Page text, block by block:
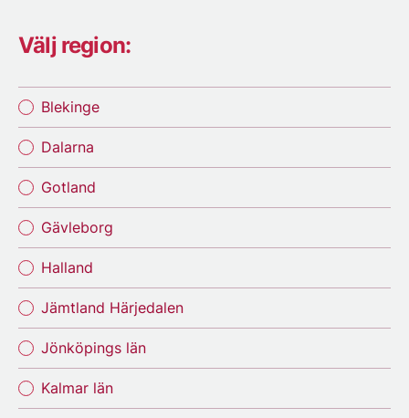
Välj region:
Blekinge
Dalarna
Gotland
Gävleborg
Halland
Jämtland Härjedalen
Jönköpings län
Kalmar län